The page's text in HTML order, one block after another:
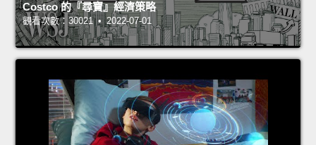
Costco 的『尋寶』經濟策略
觀看次數：30021 • 2022-07-01